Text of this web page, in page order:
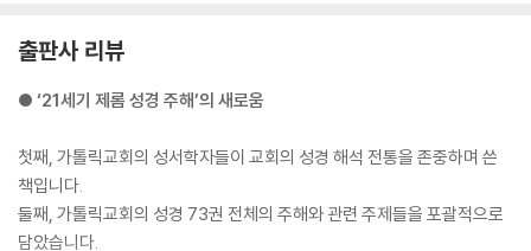
십일조 14,22-29 _167
빚 탕감 15,1-18 _168
순례 16,1-17 _169
판관 16,18-17,13 _170
임금 17,14-20 _170
레위 집안 18,1-8 _172
식으로 성물과 거룩한 장소의 질서(위계)를 세우는 일이 반드시 필요하다.
--- pp.51-52
17-20절에서 이 정찰대에 주어진 임무는 땅을 “정찰”하는 것이다. 정탐
이 임무였다면 rgl 어근이 그러한 활동을 더 정확히 명시했을 것이고(민수
21,32; 여호 7,2; 판관 18,2 참조). 아마도 모세는 열둘이 아니라 한두 사람
을 보냈을 것이다. 그보다 이 파견의 목적은 야훼께서 약속의 땅으로 인도
출판사 리뷰
● ‘21세기 제롬 성경 주해’의 새로움
첫째, 가톨릭교회의 성서학자들이 교회의 성경 해석 전통을 존중하며 쓴
책입니다.
둘째, 가톨릭교회의 성경 73권 전체의 주해와 관련 주제들을 포괄적으로
담았습니다.